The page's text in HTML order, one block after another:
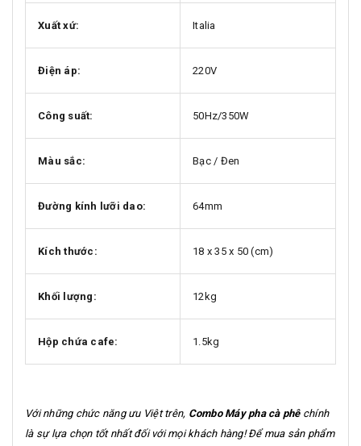
Xuất xứ: Italia
Điện áp: 220V
Công suất: 50Hz/350W
Màu sắc: Bạc / Đen
Đường kính lưỡi dao: 64mm
Kích thước: 18 x 35 x 50 (cm)
Khối lượng: 12kg
Hộp chứa cafe: 1.5kg
Với những chức năng ưu Việt trên, Combo Máy pha cà phêchính
là sự lựa chọn tốt nhất đối với mọi khách hàng! Để mua sản phẩm